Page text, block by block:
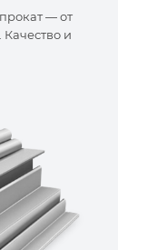
— от
Качество и